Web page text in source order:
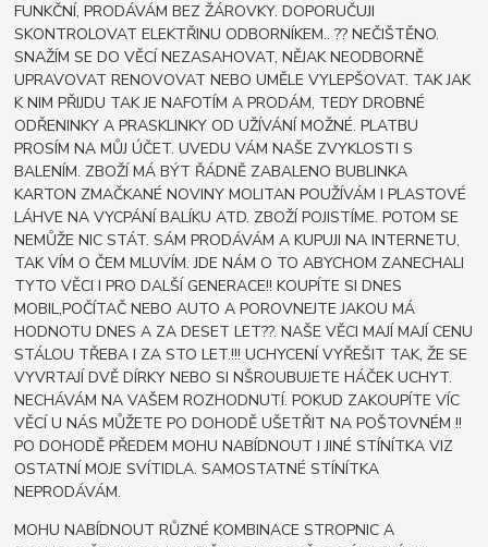
FUNKČNÍ, PRODÁVÁM BEZ ŽÁROVKY. DOPORUČUJI
SKONTROLOVAT ELEKTŘINU ODBORNÍKEM.. ?? NEČIŠTĚNO.
SNAŽÍM SE DO VĚCÍ NEZASAHOVAT, NĚJAK NEODBORNĚ
UPRAVOVAT RENOVOVAT NEBO UMĚLE VYLEPŠOVAT. TAK JAK
K NIM PŘIJDU TAK JE NAFOTÍM A PRODÁM, TEDY DROBNÉ
ODŘENINKY A PRASKLINKY OD UŽÍVÁNÍ MOŽNÉ. PLATBU
PROSÍM NA MŮJ ÚČET. UVEDU VÁM NAŠE ZVYKLOSTI S
BALENÍM. ZBOŽÍ MÁ BÝT ŘÁDNĚ ZABALENO BUBLINKA
KARTON ZMAČKANÉ NOVINY MOLITAN POUŽÍVÁM I PLASTOVÉ
LÁHVE NA VYCPÁNÍ BALÍKU ATD. ZBOŽÍ POJISTÍME. POTOM SE
NEMŮŽE NIC STÁT. SÁM PRODÁVÁM A KUPUJI NA INTERNETU,
TAK VÍM O ČEM MLUVÍM. JDE NÁM O TO ABYCHOM ZANECHALI
TYTO VĚCI I PRO DALŠÍ GENERACE!! KOUPÍTE SI DNES
MOBIL,POČÍTAČ NEBO AUTO A POROVNEJTE JAKOU MÁ
HODNOTU DNES A ZA DESET LET??. NAŠE VĚCI MAJÍ MAJÍ CENU
STÁLOU TŘEBA I ZA STO LET.!!! UCHYCENÍ VYŘEŠIT TAK, ŽE SE
VYVRTAJÍ DVĚ DÍRKY NEBO SI NŠROUBUJETE HÁČEK UCHYT.
NECHÁVÁM NA VAŠEM ROZHODNUTÍ. POKUD ZAKOUPÍTE VÍC
VĚCÍ U NÁS MŮŽETE PO DOHODĚ UŠETŘIT NA POŠTOVNÉM !!
PO DOHODĚ PŘEDEM MOHU NABÍDNOUT I JINÉ STÍNÍTKA VIZ
OSTATNÍ MOJE SVÍTIDLA. SAMOSTATNÉ STÍNÍTKA
NEPRODÁVÁM.
MOHU NABÍDNOUT RŮZNÉ KOMBINACE STROPNIC A